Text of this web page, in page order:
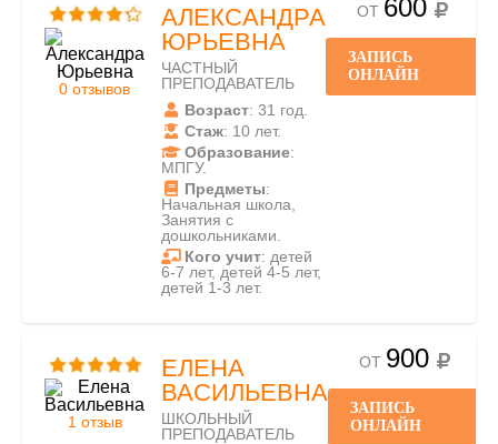
0 отзывов
АЛЕКСАНДРА
ЮРЬЕВНА
ЧАСТНЫЙ
ПРЕПОДАВАТЕЛЬ
Возраст: 31 год.
Стаж: 10 лет.
Образование:
МПГУ.
Предметы:
Начальная школа,
Занятия с
дошкольниками.
Кого учит: детей
6-7 лет, детей 4-5 лет,
детей 1-3 лет.
ОТ 600
ЗАПИСЬ
ОНЛАЙН
1 отзыв
ЕЛЕНА
ВАСИЛЬЕВНА
ШКОЛЬНЫЙ
ПРЕПОДАВАТЕЛЬ
ОТ 900
ЗАПИСЬ
ОНЛАЙН